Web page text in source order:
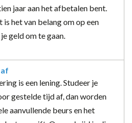
jaar aan het afbetalen bent.
het van belang om op een
geld om te gaan.
is een lening. Studeer je
gestelde tijd af, dan worden
aanvullende beurs en het